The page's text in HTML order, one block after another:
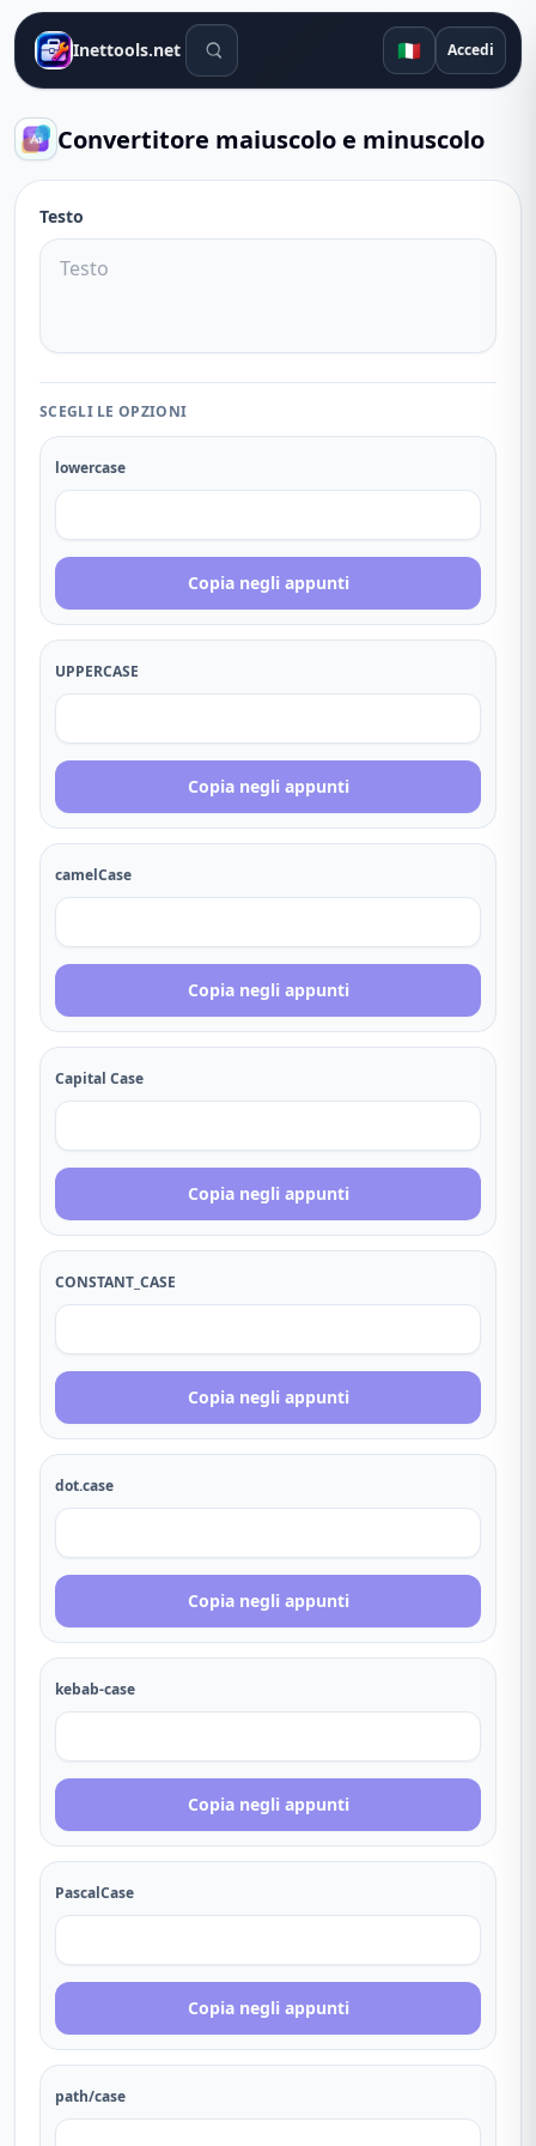
Inettools.net Strumenti di ricerca 🇮🇹 Accedi
Convertitore maiuscolo e minuscolo
Testo
SCEGLI LE OPZIONI
lowercase
Copia negli appunti
UPPERCASE
Copia negli appunti
camelCase
Copia negli appunti
Capital Case
Copia negli appunti
CONSTANT_CASE
Copia negli appunti
dot.case
Copia negli appunti
kebab-case
Copia negli appunti
PascalCase
Copia negli appunti
path/case